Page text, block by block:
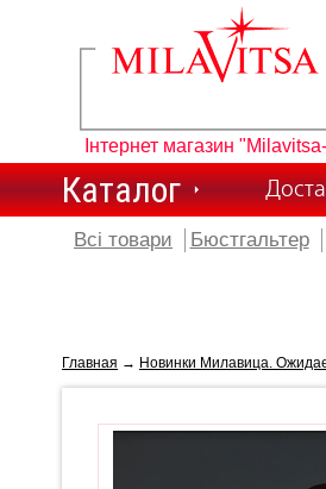
Інтернет магазин
Каталог
Всі товари Бюстгальтер
Главная → Новинки Милавица.